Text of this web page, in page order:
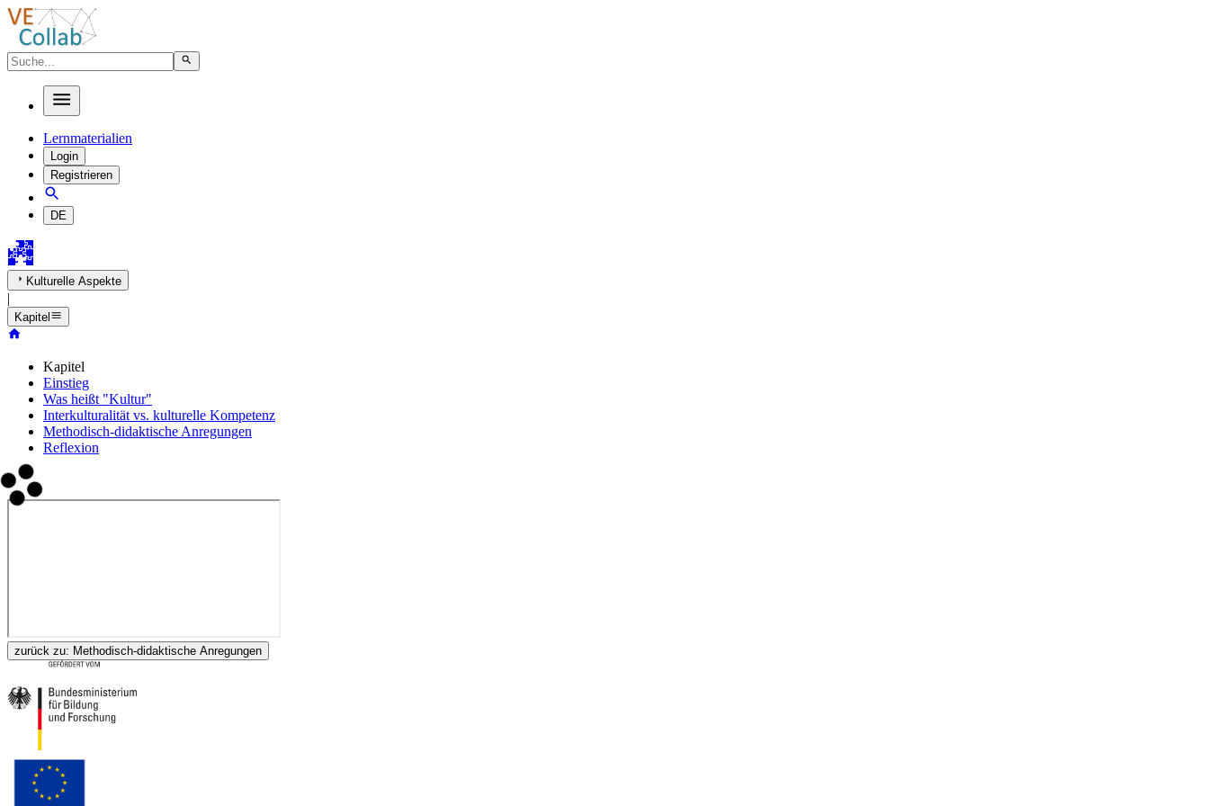
Lernmaterialien
Login
Registrieren
DE
Kulturelle Aspekte
|
Kapitel
Kapitel
Einstieg
Was heißt "Kultur"
Interkulturalität vs. kulturelle Kompetenz
Methodisch-didaktische Anregungen
Reflexion
zurück zu: Methodisch-didaktische Anregungen